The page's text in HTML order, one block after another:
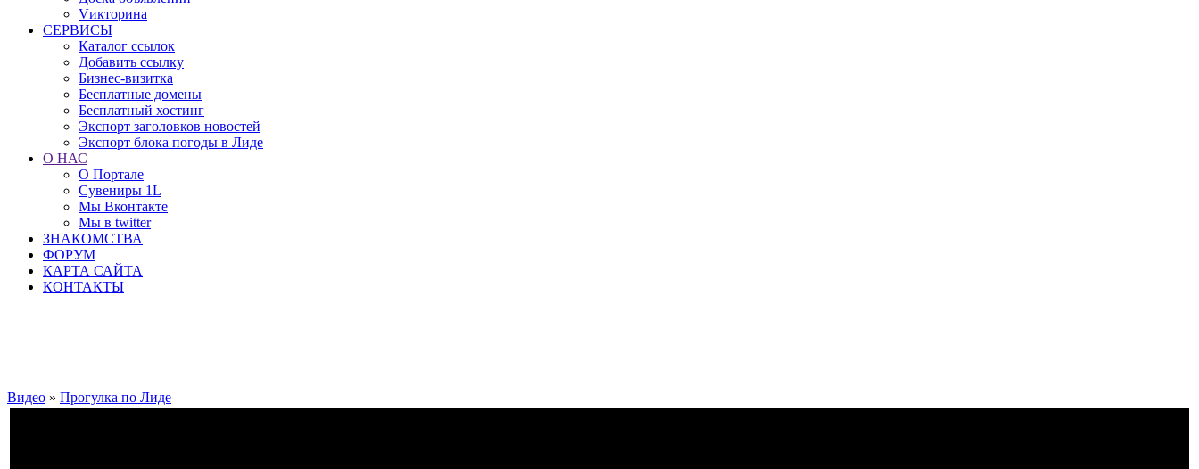
Vикторина
СЕРВИСЫ
Каталог ссылок
Добавить ссылку
Бизнес-визитка
Бесплатные домены
Бесплатный хостинг
Экспорт заголовков новостей
Экспорт блока погоды в Лиде
О НАС
О Портале
Сувениры 1L
Мы Вконтакте
Мы в twitter
ЗНАКОМСТВА
ФОРУМ
КАРТА САЙТА
КОНТАКТЫ
Видео » Прогулка по Лиде